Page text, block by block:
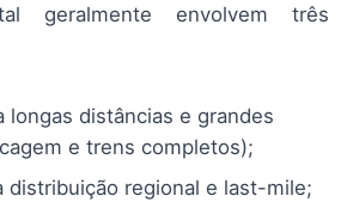
geralmente envolvem três
longas distâncias e grandes
e trens completos);
distribuição regional e last-mile;